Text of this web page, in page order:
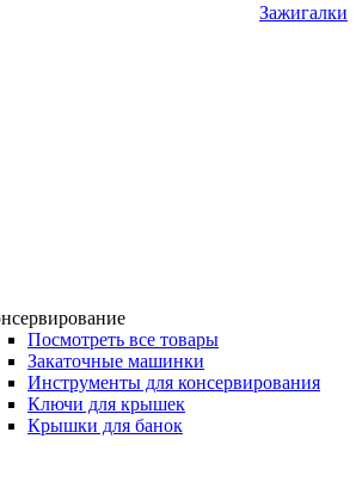
Зажигалки
Посмотреть все товары
Закаточные машинки
Инструменты для консервирования
Ключи для крышек
Крышки для банок